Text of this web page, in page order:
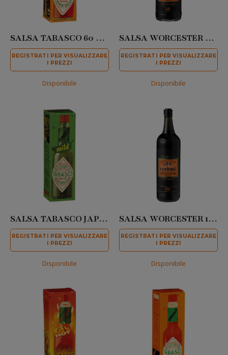
SALSA TABASCO 60 ML
REGISTRATI PER VISUALIZZARE
I PREZZI
Disponibile
SALSA WORCESTER 290 ML
REGISTRATI PER VISUALIZZARE
I PREZZI
Disponibile
SALSA TABASCO JAPANENOS 60 ML
REGISTRATI PER VISUALIZZARE
I PREZZI
Disponibile
SALSA WORCESTER 150 ML
REGISTRATI PER VISUALIZZARE
I PREZZI
Disponibile